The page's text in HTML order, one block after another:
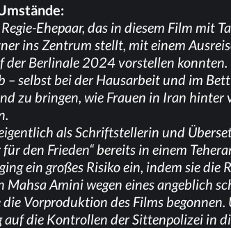
Ehe­paar, das in die­sem Film mit
ins Zen­trum stellt, mit ei­nem
der Ber­li­na­le 2024 vor­stel­len
selbst bei der Haus­ar­beit und im
zu brin­gen, wie Frau­en in Iran hin­ter
als Schrift­stel­le­rin und
den Frie­den“ be­reits in ei­nem
ein gro­ßes Ri­si­ko ein, in­dem sie die
Mah­sa Ami­ni we­gen ei­nes an­geb­lich
Vor­pro­duk­ti­on des Films be­gon­nen.
auf die Kon­trol­len der Sit­ten­po­li­zei in